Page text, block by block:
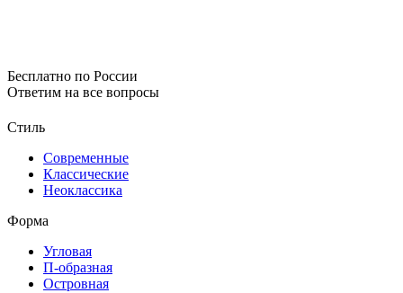
Бесплатно по России
Ответим на все вопросы
Стиль
Современные
Классические
Неоклассика
Форма
Угловая
П-образная
Островная